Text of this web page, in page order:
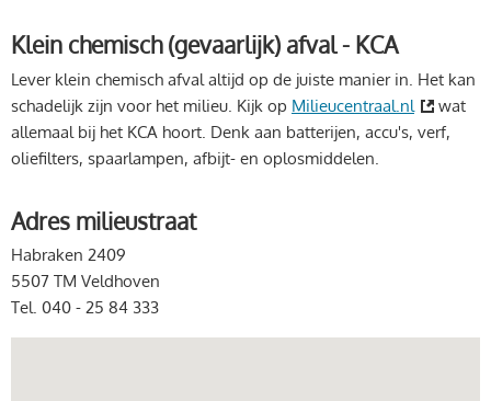
Klein chemisch (gevaarlijk) afval - KCA
Lever klein chemisch afval altijd op de juiste manier in. Het kan
schadelijk zijn voor het milieu. Kijk op Milieucentraal.nl
wat
allemaal bij het KCA hoort. Denk aan batterijen, accu's, verf,
oliefilters, spaarlampen, afbijt- en oplosmiddelen.
Adres milieustraat
Habraken 2409
5507 TM Veldhoven
Tel. 040 - 25 84 333